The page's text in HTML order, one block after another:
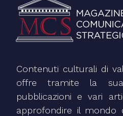
Contenuti culturali di
offre tramite la sua
pubblicazioni e vari
approfondire il mondo